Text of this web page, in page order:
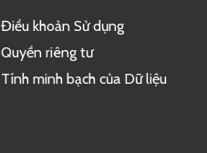
Điều khoản Sử dụng
Quyền riêng tư
Tính minh bạch của Dữ liệu